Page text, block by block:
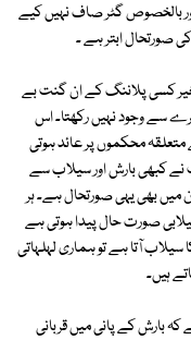
بالخصوص گٹر صاف نہیں کیے
صورتحال ابتر ہے ۔
کسی پلاننگ کے ان گنت بے
سے وجود نہیں رکھتا۔ اس
محکموں پر عائد ہوتی
کبھی بارش اور سیلاب سے
میں بھی یہی صورتحال ہے۔ ہر
صورت حال پیدا ہوتی ہے
آتا ہے تو ہماری لہلہاتی
ہیں۔
بارش کے پانی میں قربانی